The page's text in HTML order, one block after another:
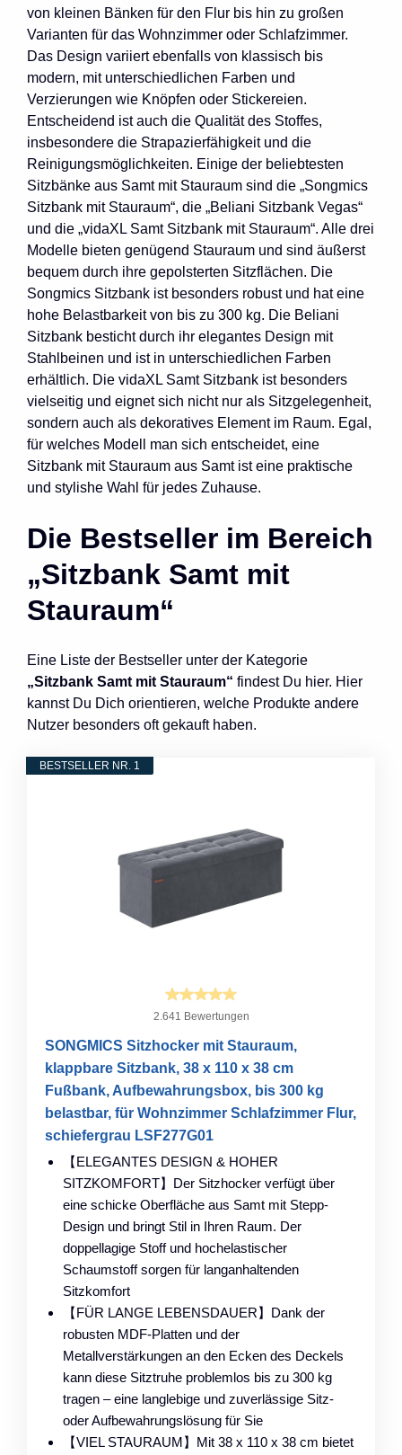
von kleinen Bänken für den Flur bis hin zu großen
Varianten für das Wohnzimmer oder Schlafzimmer.
Das Design variiert ebenfalls von klassisch bis
modern, mit unterschiedlichen Farben und
Verzierungen wie Knöpfen oder Stickereien.
Entscheidend ist auch die Qualität des Stoffes,
insbesondere die Strapazierfähigkeit und die
Reinigungsmöglichkeiten. Einige der beliebtesten
Sitzbänke aus Samt mit Stauraum sind die „Songmics
Sitzbank mit Stauraum“, die „Beliani Sitzbank Vegas“
und die „vidaXL Samt Sitzbank mit Stauraum“. Alle drei
Modelle bieten genügend Stauraum und sind äußerst
bequem durch ihre gepolsterten Sitzflächen. Die
Songmics Sitzbank ist besonders robust und hat eine
hohe Belastbarkeit von bis zu 300 kg. Die Beliani
Sitzbank besticht durch ihr elegantes Design mit
Stahlbeinen und ist in unterschiedlichen Farben
erhältlich. Die vidaXL Samt Sitzbank ist besonders
vielseitig und eignet sich nicht nur als Sitzgelegenheit,
sondern auch als dekoratives Element im Raum. Egal,
für welches Modell man sich entscheidet, eine
Sitzbank mit Stauraum aus Samt ist eine praktische
und stylishe Wahl für jedes Zuhause.
Die Bestseller im Bereich
„Sitzbank Samt mit
Stauraum“
Eine Liste der Bestseller unter der Kategorie
„Sitzbank Samt mit Stauraum“ findest Du hier. Hier
kannst Du Dich orientieren, welche Produkte andere
Nutzer besonders oft gekauft haben.
BESTSELLER NR. 1
2.641 Bewertungen
SONGMICS Sitzhocker mit Stauraum,
klappbare Sitzbank, 38 x 110 x 38 cm
Fußbank, Aufbewahrungsbox, bis 300 kg
belastbar, für Wohnzimmer Schlafzimmer Flur,
schiefergrau LSF277G01
【ELEGANTES DESIGN & HOHER
SITZKOMFORT】Der Sitzhocker verfügt über
eine schicke Oberfläche aus Samt mit Stepp-
Design und bringt Stil in Ihren Raum. Der
doppellagige Stoff und hochelastischer
Schaumstoff sorgen für langanhaltenden
Sitzkomfort
【FÜR LANGE LEBENSDAUER】Dank der
robusten MDF-Platten und der
Metallverstärkungen an den Ecken des Deckels
kann diese Sitztruhe problemlos bis zu 300 kg
tragen – eine langlebige und zuverlässige Sitz-
oder Aufbewahrungslösung für Sie
【VIEL STAURAUM】Mit 38 x 110 x 38 cm bietet